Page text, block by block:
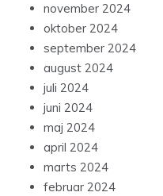
november 2024
oktober 2024
september 2024
august 2024
juli 2024
juni 2024
maj 2024
april 2024
marts 2024
februar 2024